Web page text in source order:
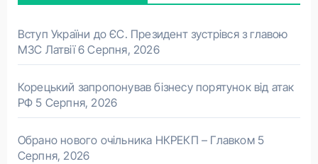
Вступ України до ЄС. Президент зустрівся з главою
МЗС Латвії 6 Серпня, 2026
Корецький запропонував бізнесу порятунок від атак
РФ 5 Серпня, 2026
Обрано нового очільника НКРЕКП – Главком 5
Серпня, 2026